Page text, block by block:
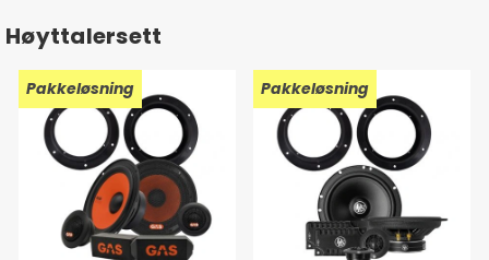
Høyttalersett
Pakkeløsning Pakkeløsning